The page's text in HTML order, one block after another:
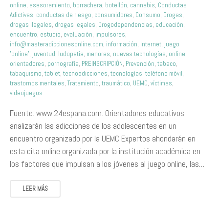
online, asesoramiento, borrachera, botellón, cannabis, Conductas
Adictivas, conductas de riesgo, consumidores, Consumo, Drogas,
drogas ilegales, drogas legales, Drogodependencias, educación,
encuentro, estudio, evaluación, impulsores,
info@masteradiccionesonline.com, información, Internet, juego
'online', juventud, ludopatía, menores, nuevas tecnologías, online,
orientadores, pornografía, PREINSCRIPCIÓN, Prevención, tabaco,
tabaquismo, tablet, tecnoadicciones, tecnologías, teléfono móvil,
trastornos mentales, Tratamiento, traumático, UEMC, víctimas,
videojuegos
Fuente: www.24espana.com. Orientadores educativos
analizarán las adicciones de los adolescentes en un
encuentro organizado por la UEMC Expertos ahondarán en
esta cita online organizada por la institución académica en
los factores que impulsan a los jóvenes al juego online, las…
LEER MÁS